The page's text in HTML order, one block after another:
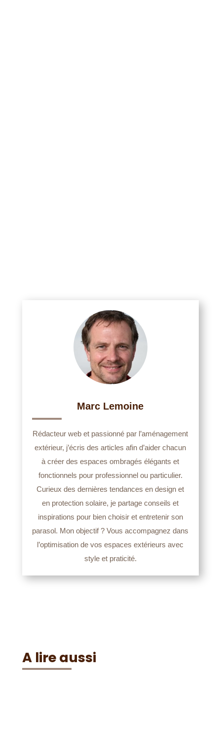
Marc Lemoine
Rédacteur web et passionné par l’aménagement
extérieur, j’écris des articles afin d’aider chacun
à créer des espaces ombragés élégants et
fonctionnels pour professionnel ou particulier.
Curieux des dernières tendances en design et
en protection solaire, je partage conseils et
inspirations pour bien choisir et entretenir son
parasol. Mon objectif ? Vous accompagnez dans
l’optimisation de vos espaces extérieurs avec
style et praticité.
A lire aussi